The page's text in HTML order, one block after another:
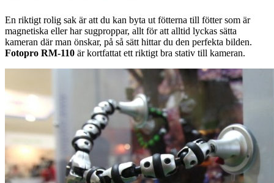
En riktigt rolig sak är att du kan byta ut fötterna till fötter som är
magnetiska eller har sugproppar, allt för att alltid lyckas sätta
kameran där man önskar, på så sätt hittar du den perfekta bilden.
Fotopro RM-110 är kortfattat ett riktigt bra stativ till kameran.